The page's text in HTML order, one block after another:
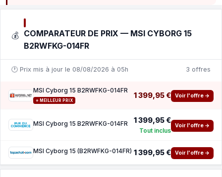
💰 COMPARATEUR DE PRIX — MSI CYBORG 15
B2RWFKG-014FR
🕐 Prix mis à jour le 08/08/2026 à 05h 3 offres
MSI Cyborg 15 B2RWFKG-014FR
⭐ MEILLEUR PRIX
1 399,95 € Voir l'offre →
MSI Cyborg 15 B2RWFKG-014FR 1 399,95 €
Tout inclus
Voir l'offre →
MSI Cyborg 15 (B2RWFKG-014FR) 1 399,95 € Voir l'offre →